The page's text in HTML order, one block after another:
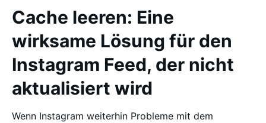
Cache leeren: Eine
wirksame Lösung für den
Instagram Feed, der nicht
aktualisiert wird
Wenn Instagram weiterhin Probleme mit dem